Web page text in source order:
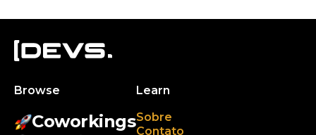
Browse
Coworkings
Learn
Sobre
Contato